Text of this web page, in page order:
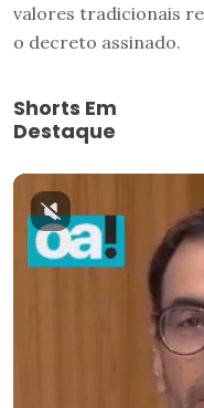
valores tradicionais
o decreto assinado.
Shorts Em
Destaque